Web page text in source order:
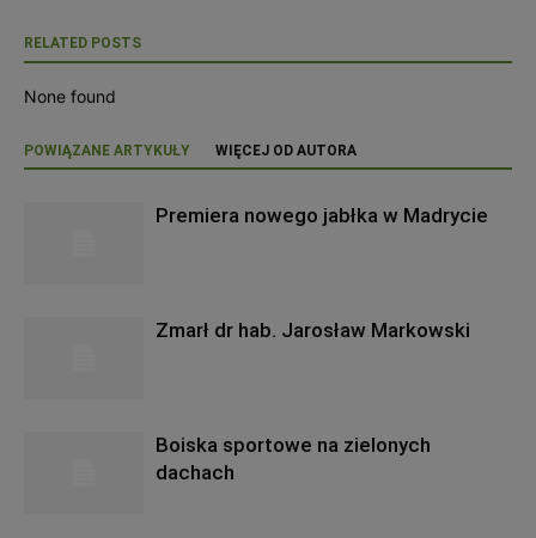
RELATED POSTS
None found
POWIĄZANE ARTYKUŁY WIĘCEJ OD AUTORA
Premiera nowego jabłka w Madrycie
Zmarł dr hab. Jarosław Markowski
Boiska sportowe na zielonych
dachach